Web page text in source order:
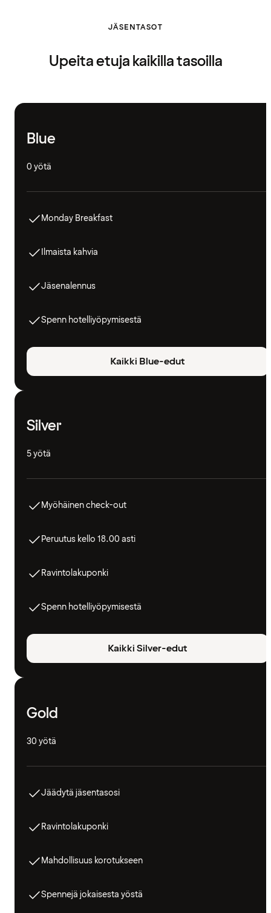
JÄSENTASOT
Upeita etuja kaikilla tasoilla
Blue
0 yötä
Monday Breakfast
Ilmaista kahvia
Jäsenalennus
Spenn hotelliyöpymisestä
Kaikki Blue-edut
Silver
5 yötä
Myöhäinen check-out
Peruutus kello 18.00 asti
Ravintolakuponki
Spenn hotelliyöpymisestä
Kaikki Silver-edut
Gold
30 yötä
Jäädytä jäsentasosi
Ravintolakuponki
Mahdollisuus korotukseen
Spennejä jokaisesta yöstä